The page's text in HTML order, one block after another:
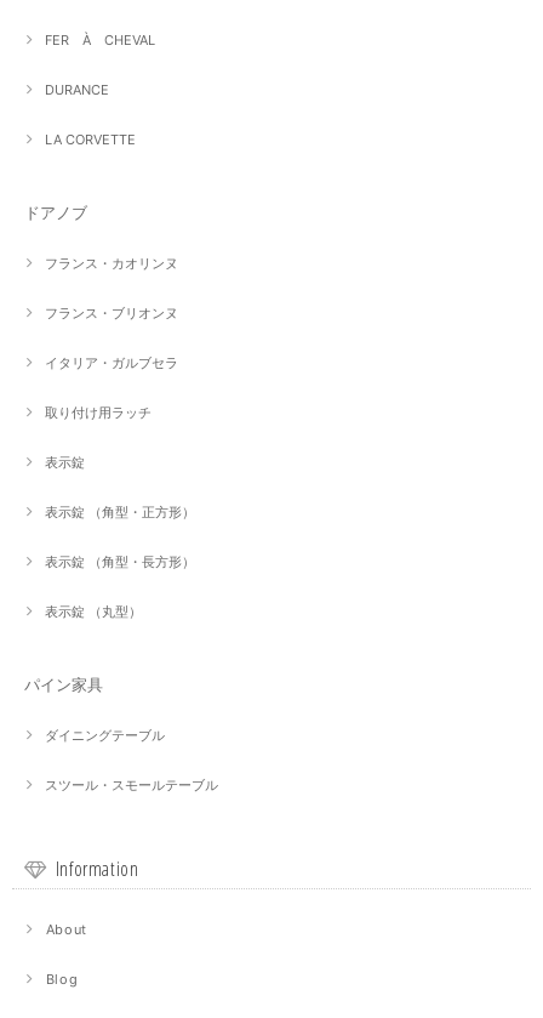
FER À CHEVAL
DURANCE
LA CORVETTE
ドアノブ
フランス・カオリンヌ
フランス・ブリオンヌ
イタリア・ガルブセラ
取り付け用ラッチ
表示錠
表示錠 （角型・正方形）
表示錠 （角型・長方形）
表示錠 （丸型）
パイン家具
ダイニングテーブル
スツール・スモールテーブル
Information
About
Blog